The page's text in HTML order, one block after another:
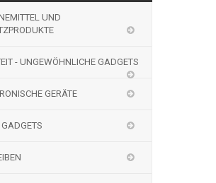
UND
- UNGEWÖHNLICHE GADGETS
GERÄTE